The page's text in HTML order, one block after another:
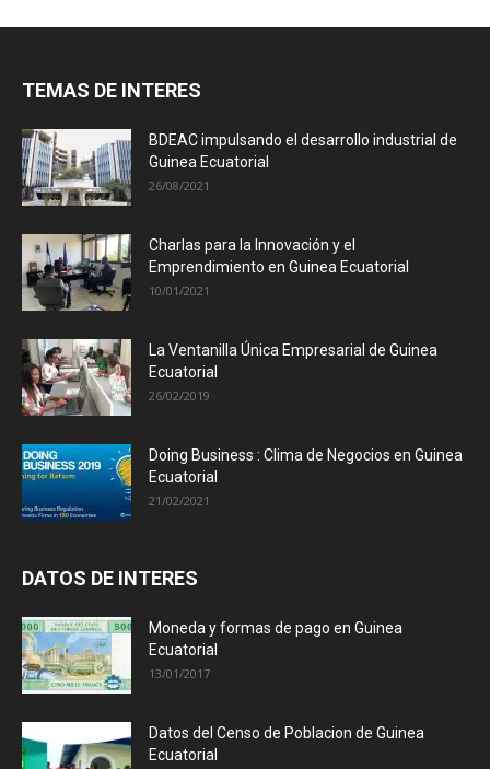
TEMAS DE INTERES
BDEAC impulsando el desarrollo industrial de
Guinea Ecuatorial
26/08/2021
Charlas para la Innovación y el
Emprendimiento en Guinea Ecuatorial
10/01/2021
La Ventanilla Única Empresarial de Guinea
Ecuatorial
26/02/2019
Doing Business : Clima de Negocios en Guinea
Ecuatorial
21/02/2021
DATOS DE INTERES
Moneda y formas de pago en Guinea
Ecuatorial
13/01/2017
Datos del Censo de Poblacion de Guinea
Ecuatorial